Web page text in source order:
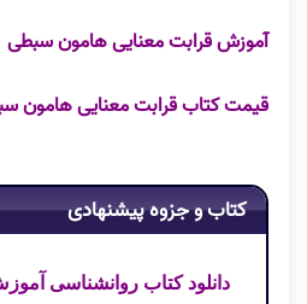
آموزش قرابت معنایی هامون سبطی
قیمت کتاب قرابت معنایی هامون
کتاب و جزوه پیشنهادی
دانلود کتاب روانشناسی